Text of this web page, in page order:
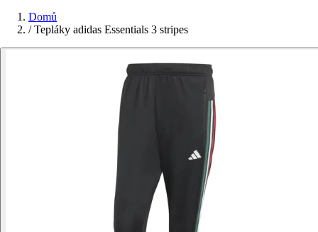
Domů
/ Tepláky adidas Essentials 3 stripes